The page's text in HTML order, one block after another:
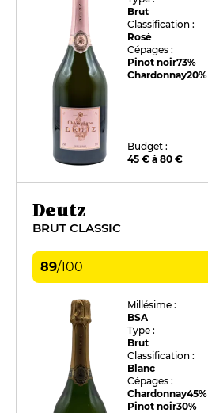
Brut
Classification :
Rosé
Cépages :
Pinot noir73%
Chardonnay20%
Budget :
45 € à 80 €
Deutz
BRUT CLASSIC
89/100
Millésime :
BSA
Type :
Brut
Classification :
Blanc
Cépages :
Chardonnay45%
Pinot noir30%